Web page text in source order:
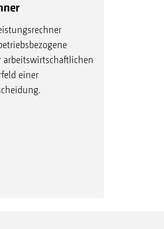
arbeitswirtschaftlichen
einer